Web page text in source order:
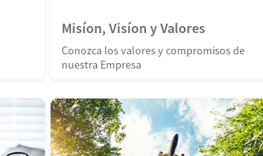
Misíon, Visíon y Valores
Conozca los valores y compromisos de
nuestra Empresa